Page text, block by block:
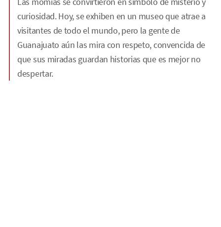
curiosidad. Hoy, se exhiben en un museo que atrae a
visitantes de todo el mundo, pero la gente de
Guanajuato aún las mira con respeto, convencida de
que sus miradas guardan historias que es mejor no
despertar.